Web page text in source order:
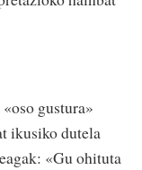
gustura»
ikusiko dutela
«Gu ohituta